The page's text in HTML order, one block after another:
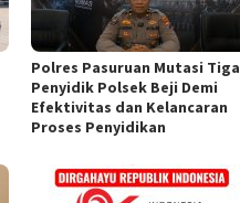
Polres Pasuruan Mutasi Tiga
Penyidik Polsek Beji Demi
Efektivitas dan Kelancaran
Proses Penyidikan